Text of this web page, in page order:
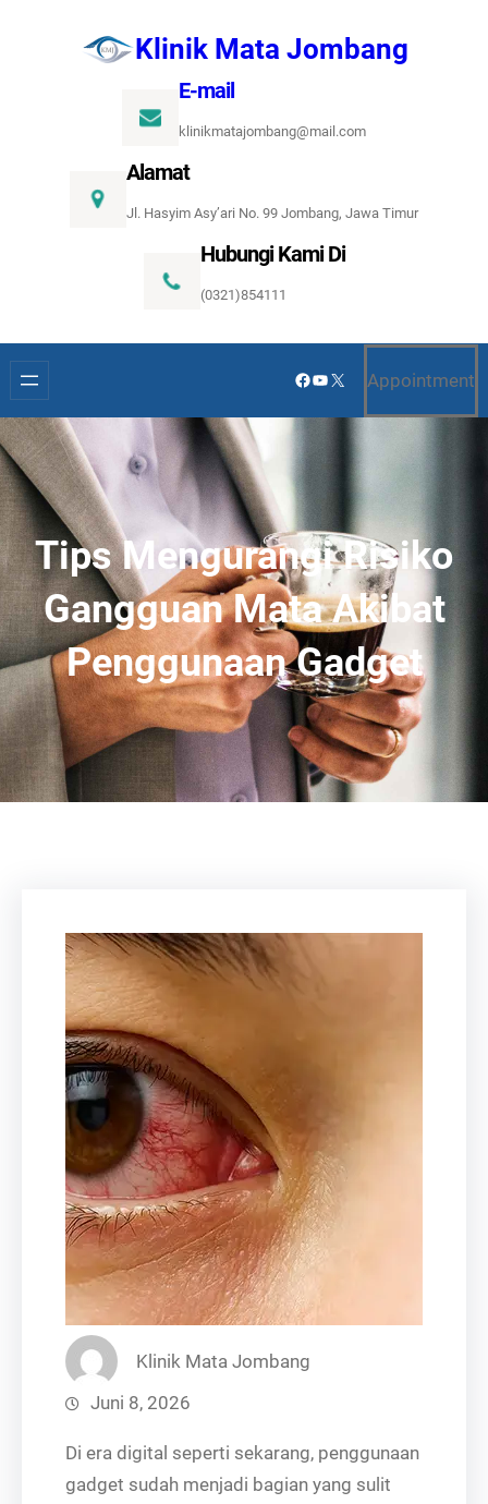
Klinik Mata Jombang
E-mail
klinikmatajombang@mail.com
Alamat
Jl. Hasyim Asy’ari No. 99 Jombang, Jawa Timur
Hubungi Kami Di
(0321)854111
Facebook
YouTube
X Appointment
Tips Mengurangi Risiko
Gangguan Mata Akibat
Penggunaan Gadget
Klinik Mata Jombang
Juni 8, 2026
Di era digital seperti sekarang, penggunaan
gadget sudah menjadi bagian yang sulit